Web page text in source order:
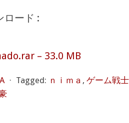
ロード :
– 33.0 MB
⋅ Tagged: ｎｉｍａ , ゲーム戦